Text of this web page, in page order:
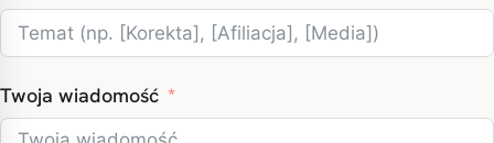
Twoja wiadomość